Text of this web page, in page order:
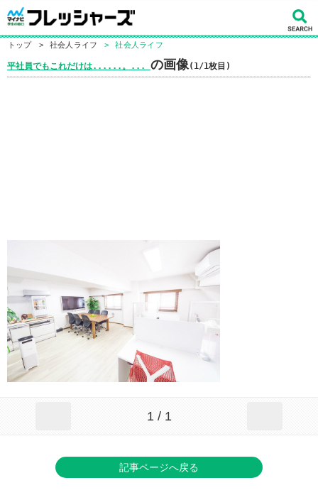
トップ > 社会人ライフ > 社会人ライフ
平社員でもこれだけは......。... の画像(1/1枚目)
1 / 1
記事ページへ戻る